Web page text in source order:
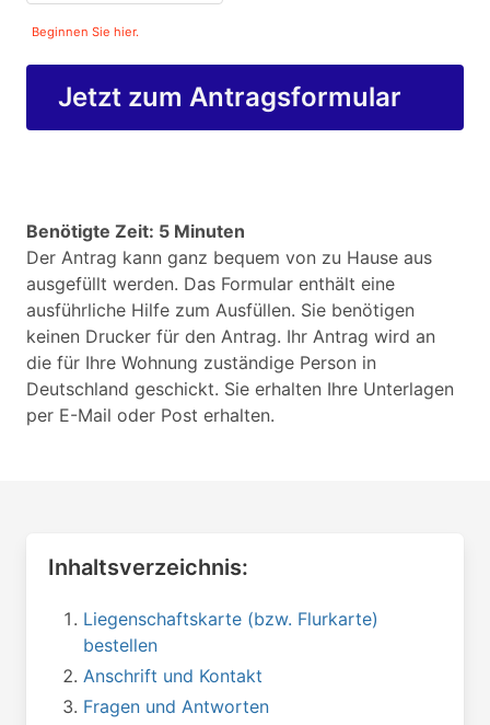
Beginnen Sie hier.
Jetzt zum Antragsformular
Benötigte Zeit: 5 Minuten
Der Antrag kann ganz bequem von zu Hause aus
ausgefüllt werden. Das Formular enthält eine
ausführliche Hilfe zum Ausfüllen. Sie benötigen
keinen Drucker für den Antrag. Ihr Antrag wird an
die für Ihre Wohnung zuständige Person in
Deutschland geschickt. Sie erhalten Ihre Unterlagen
per E-Mail oder Post erhalten.
Inhaltsverzeichnis:
Liegenschaftskarte (bzw. Flurkarte)
bestellen
Anschrift und Kontakt
Fragen und Antworten